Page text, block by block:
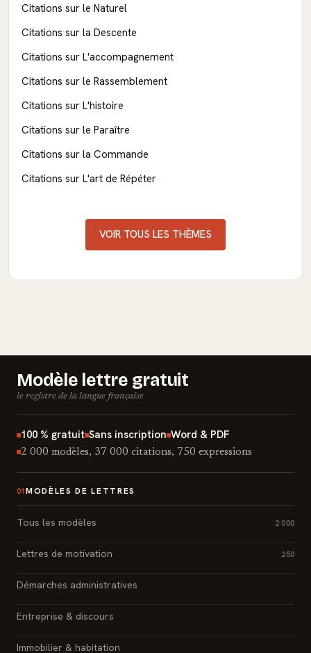
Citations sur le Naturel
Citations sur la Descente
Citations sur L'accompagnement
Citations sur le Rassemblement
Citations sur L'histoire
Citations sur le Paraître
Citations sur la Commande
Citations sur L'art de Répéter
VOIR TOUS LES THÈMES
Modèle lettre gratuit
le registre de la langue française
100 % gratuit Sans inscription Word & PDF
2 000 modèles, 37 000 citations, 750 expressions
01 MODÈLES DE LETTRES
Tous les modèles 2 000
Lettres de motivation 250
Démarches administratives
Entreprise & discours
Immobilier & habitation